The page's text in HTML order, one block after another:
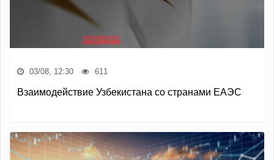
03/08, 12:30 611
Взаимодействие Узбекистана со странами ЕАЭС